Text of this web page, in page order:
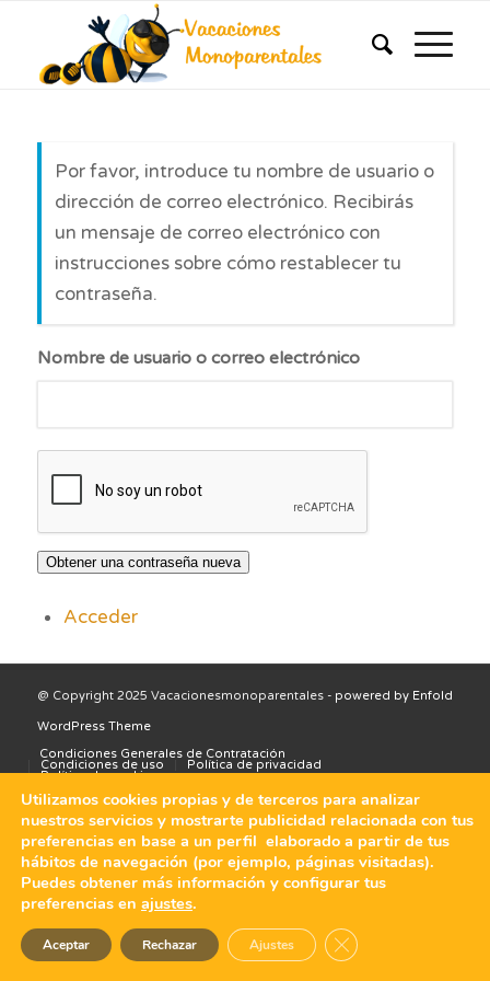
Por favor, introduce tu nombre de usuario o
dirección de correo electrónico. Recibirás
un mensaje de correo electrónico con
instrucciones sobre cómo restablecer tu
contraseña.
Nombre de usuario o correo electrónico
Obtener una contraseña nueva
Acceder
@ Copyright 2025 Vacacionesmonoparentales - powered by Enfold
WordPress Theme
Condiciones Generales de Contratación
Condiciones de uso Política de privacidad
Política de cookies
Utilizamos cookies propias y de terceros para analizar
nuestros servicios y mostrarte publicidad relacionada con tus
preferencias en base a un perfil elaborado a partir de tus
hábitos de navegación (por ejemplo, páginas visitadas).
Puedes obtener más información y configurar tus
preferencias en ajustes.
Aceptar Rechazar Ajustes Cerrar el banner de